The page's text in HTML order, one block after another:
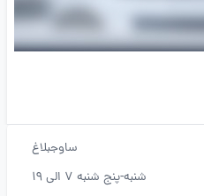
ساوجبلاغ
شنبه-پنج شنبه 7 الی 19